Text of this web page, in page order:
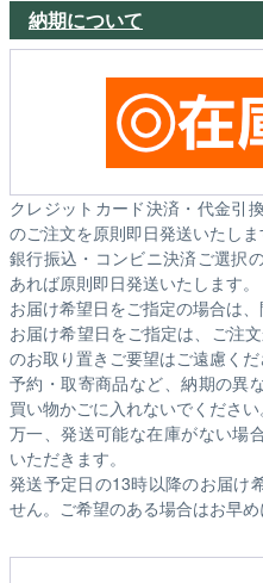
納期について
クレジットカード決済・代金引
のご注文を原則即日発送いたしま
銀行振込・コンビニ決済ご選択
あれば原則即日発送いたします。
お届け希望日をご指定の場合は
お届け希望日をご指定は、ご注
のお取り置きご要望はご遠慮くだ
予約・取寄商品など、納期の異
買い物かごに入れないでください
万一、発送可能な在庫がない場
いただきます。
発送予定日の13時以降のお届け
せん。ご希望のある場合はお早め